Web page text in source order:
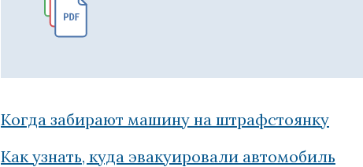
Когда забирают машину на штрафстоянку
Как узнать, куда эвакуировали автомобиль